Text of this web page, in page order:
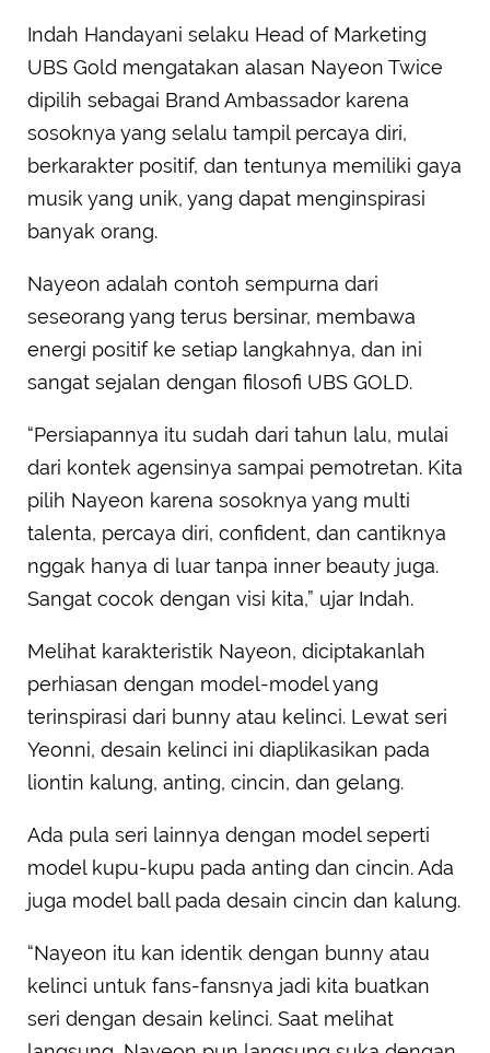
Indah Handayani selaku Head of Marketing
UBS Gold mengatakan alasan Nayeon Twice
dipilih sebagai Brand Ambassador karena
sosoknya yang selalu tampil percaya diri,
berkarakter positif, dan tentunya memiliki gaya
musik yang unik, yang dapat menginspirasi
banyak orang.
Nayeon adalah contoh sempurna dari
seseorang yang terus bersinar, membawa
energi positif ke setiap langkahnya, dan ini
sangat sejalan dengan filosofi UBS GOLD.
“Persiapannya itu sudah dari tahun lalu, mulai
dari kontek agensinya sampai pemotretan. Kita
pilih Nayeon karena sosoknya yang multi
talenta, percaya diri, confident, dan cantiknya
nggak hanya di luar tanpa inner beauty juga.
Sangat cocok dengan visi kita,” ujar Indah.
Melihat karakteristik Nayeon, diciptakanlah
perhiasan dengan model-model yang
terinspirasi dari bunny atau kelinci. Lewat seri
Yeonni, desain kelinci ini diaplikasikan pada
liontin kalung, anting, cincin, dan gelang.
Ada pula seri lainnya dengan model seperti
model kupu-kupu pada anting dan cincin. Ada
juga model ball pada desain cincin dan kalung.
“Nayeon itu kan identik dengan bunny atau
kelinci untuk fans-fansnya jadi kita buatkan
seri dengan desain kelinci. Saat melihat